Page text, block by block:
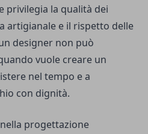
privilegia la qualità dei
artigianale e il rispetto delle
designer non può
vuole creare un
nel tempo e a
con dignità.
progettazione